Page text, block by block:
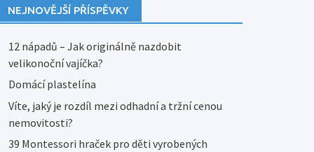
NEJNOVĚJŠÍ PŘÍSPĚVKY
12 nápadů – Jak originálně nazdobit
velikonoční vajíčka?
Domácí plastelína
Víte, jaký je rozdíl mezi odhadní a tržní cenou
nemovitosti?
39 Montessori hraček pro děti vyrobených